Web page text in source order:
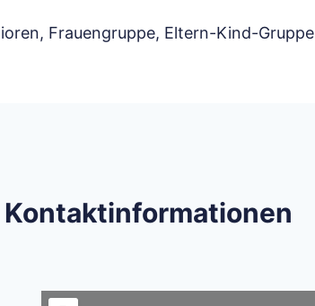
Frauengruppe, Eltern-Kind-Gruppe
Kontaktinformationen